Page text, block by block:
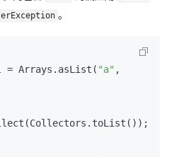
。
= Arrays.asList( "a"